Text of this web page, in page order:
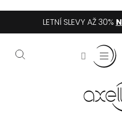
obsah
LETNÍ SLEVY AŽ 30%